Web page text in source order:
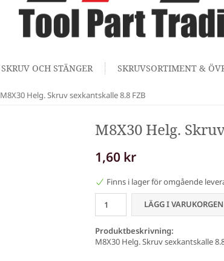
SKRUV OCH STÄNGER SKRUVSORTIMENT &
M8X30 Helg. Skruv sexkantskalle 8.8 FZB
M8X30 Helg.
1,60 kr
Finns i lager för omgående
LÄGG I VARUKORGEN
Produktbeskrivning:
M8X30 Helg. Skruv sexkantskalle